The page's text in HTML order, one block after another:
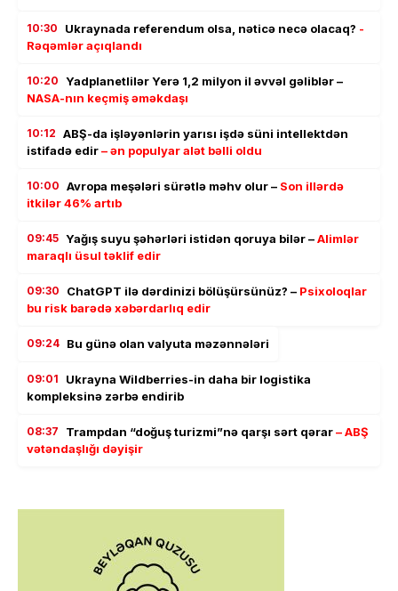
10:30 Ukraynada referendum olsa, nəticə necə olacaq? -
Rəqəmlər açıqlandı
10:20 Yadplanetlilər Yerə 1,2 milyon il əvvəl gəliblər –
NASA-nın keçmiş əməkdaşı
10:12 ABŞ-da işləyənlərin yarısı işdə süni intellektdən
istifadə edir– ən populyar alət bəlli oldu
10:00 Avropa meşələri sürətlə məhv olur – Son illərdə
itkilər 46% artıb
09:45 Yağış suyu şəhərləri istidən qoruya bilər –Alimlər
maraqlı üsul təklif edir
09:30 ChatGPT ilə dərdinizi bölüşürsünüz? – Psixoloqlar
bu risk barədə xəbərdarlıq edir
09:24 Bu günə olan valyuta məzənnələri
09:01
Ukrayna Wildberries-in daha bir logistika
kompleksinə zərbə endirib
08:37 Trampdan “doğuş turizmi”nə qarşı sərt qərar– ABŞ
vətəndaşlığı dəyişir